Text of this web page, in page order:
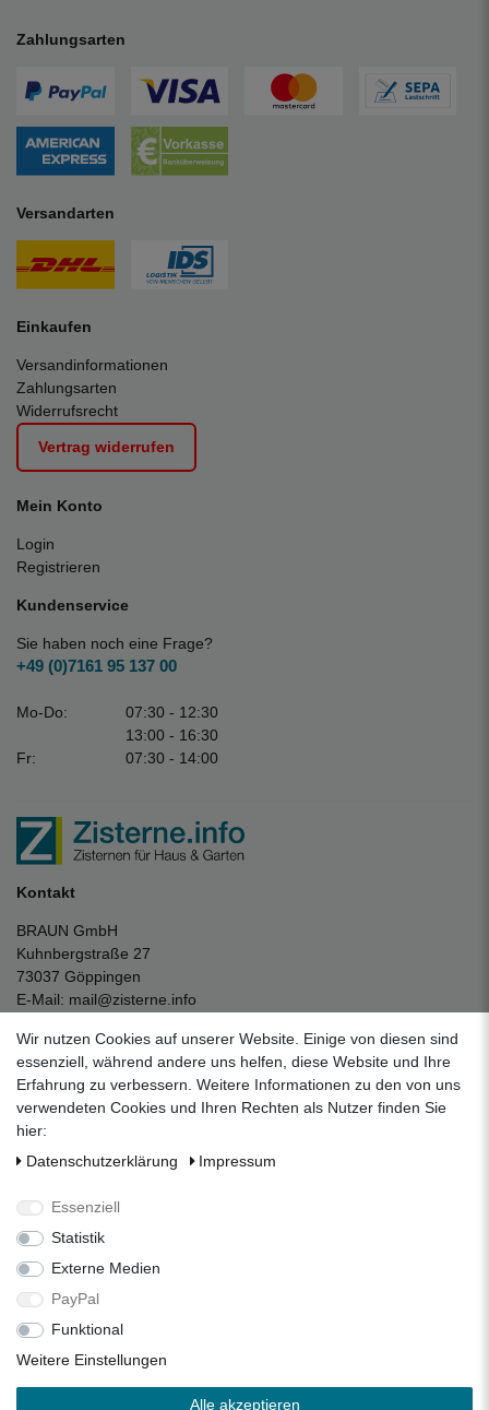
Zahlungsarten
Versandarten
Einkaufen
Versandinformationen
Zahlungsarten
Widerrufsrecht
Vertrag widerrufen
Mein Konto
Login
Registrieren
Kundenservice
Sie haben noch eine Frage?
+49 (0)7161 95 137 00
Mo-Do:
07:30 - 12:30
13:00 - 16:30
Fr:
07:30 - 14:00
Kontakt
BRAUN GmbH
Kuhnbergstraße 27
73037 Göppingen
E-Mail: mail@zisterne.info
Unternehmen
Datenschutzerklärung
Impressum
Über uns
Folgen Sie uns auf Social Media
Alle Preise inkl. 19% Mehrwertsteuer.
* Die verkauften Stückzahlen beziehen sich auf die Verkäufe
in unseren Shops und Marktplätzen.
Wir nutzen Cookies auf unserer Website. Einige von diesen sind
essenziell, während andere uns helfen, diese Website und Ihre
Erfahrung zu verbessern. Weitere Informationen zu den von uns
verwendeten Cookies und Ihren Rechten als Nutzer finden Sie
hier:
Daten­schutz­erklärung
Impressum
Essenziell
Statistik
Externe Medien
PayPal
Funktional
Weitere Einstellungen
Alle akzeptieren